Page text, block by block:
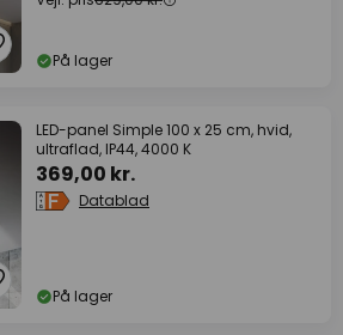
På lager
LED-panel Simple 100 x 25 cm, hvid,
ultraflad, IP44, 4000 K
369,00 kr.
Datablad
På lager